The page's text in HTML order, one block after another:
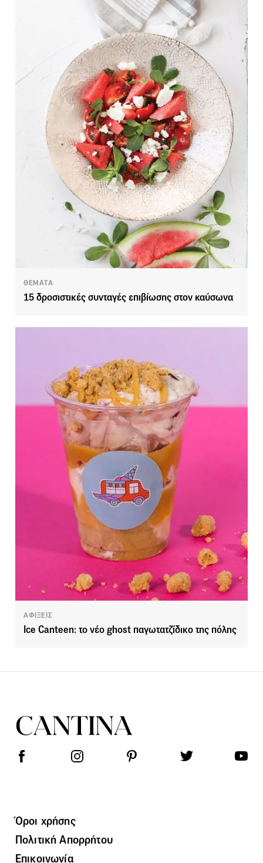
ΘΕΜΑΤΑ
15 δροσιστικές συνταγές επιβίωσης στον καύσωνα
ΑΦΙΞΕΙΣ
Ice Canteen: το νέο ghost παγωτατζίδικο της πόλης
Όροι χρήσης
Πολιτική Απορρήτου
Επικοινωνία